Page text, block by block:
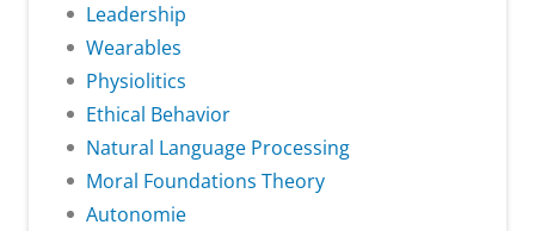
Leadership
Wearables
Physiolitics
Ethical Behavior
Natural Language Processing
Moral Foundations Theory
Autonomie